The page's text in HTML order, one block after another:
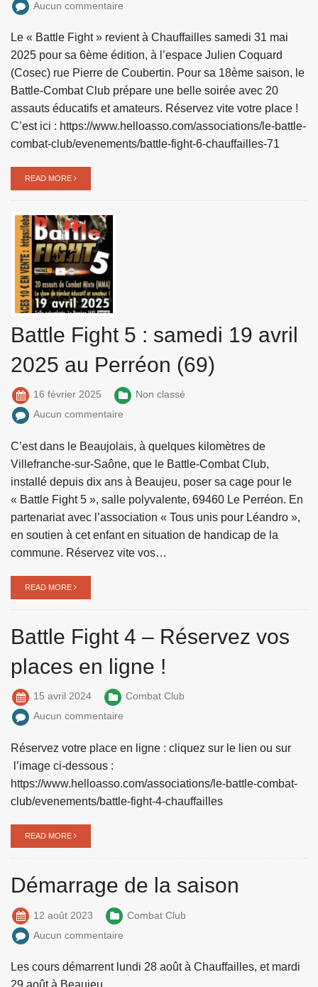
Aucun commentaire
Le « Battle Fight » revient à Chauffailles samedi 31 mai
2025 pour sa 6ème édition, à l’espace Julien Coquard
(Cosec) rue Pierre de Coubertin. Pour sa 18ème saison, le
Battle-Combat Club prépare une belle soirée avec 20
assauts éducatifs et amateurs. Réservez vite votre place !
C’est ici : https://www.helloasso.com/associations/le-battle-
combat-club/evenements/battle-fight-6-chauffailles-71
READ MORE
Battle Fight 5 : samedi 19 avril
2025 au Perréon (69)
16 février 2025
Non classé
Aucun commentaire
C’est dans le Beaujolais, à quelques kilomètres de
Villefranche-sur-Saône, que le Battle-Combat Club,
installé depuis dix ans à Beaujeu, poser sa cage pour le
« Battle Fight 5 », salle polyvalente, 69460 Le Perréon. En
partenariat avec l’association « Tous unis pour Léandro »,
en soutien à cet enfant en situation de handicap de la
commune. Réservez vite vos…
READ MORE
Battle Fight 4 – Réservez vos
places en ligne !
15 avril 2024
Combat Club
Aucun commentaire
Réservez votre place en ligne : cliquez sur le lien ou sur
l’image ci-dessous :
https://www.helloasso.com/associations/le-battle-combat-
club/evenements/battle-fight-4-chauffailles
READ MORE
Démarrage de la saison
12 août 2023
Combat Club
Aucun commentaire
Les cours démarrent lundi 28 août à Chauffailles, et mardi
29 août à Beaujeu.